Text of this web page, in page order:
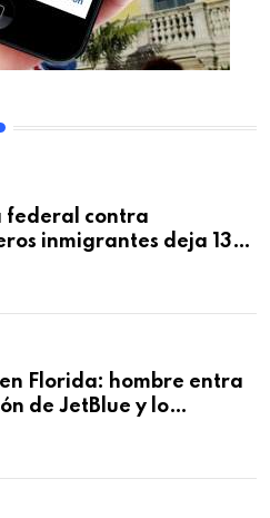
federal contra
inmigrantes deja 137
en Florida: hombre entra
de JetBlue y lo